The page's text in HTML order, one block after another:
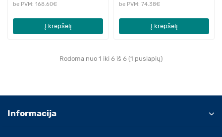
be PVM: 168.60€
Į krepšelį
be PVM: 74.38€
Į krepšelį
Rodoma nuo 1 iki 6 iš 6 (1 puslapių)
Informacija